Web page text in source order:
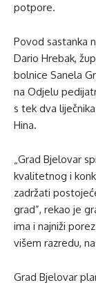
potpore.
Povod sastanka
Dario Hrebak,
bolnice Sanela
na Odjelu
s tek dva
Hina.
„Grad Bjelovar
kvalitetnog i
zadržati
grad”, rekao je
ima i najniži
višem razredu,
Grad Bjelovar